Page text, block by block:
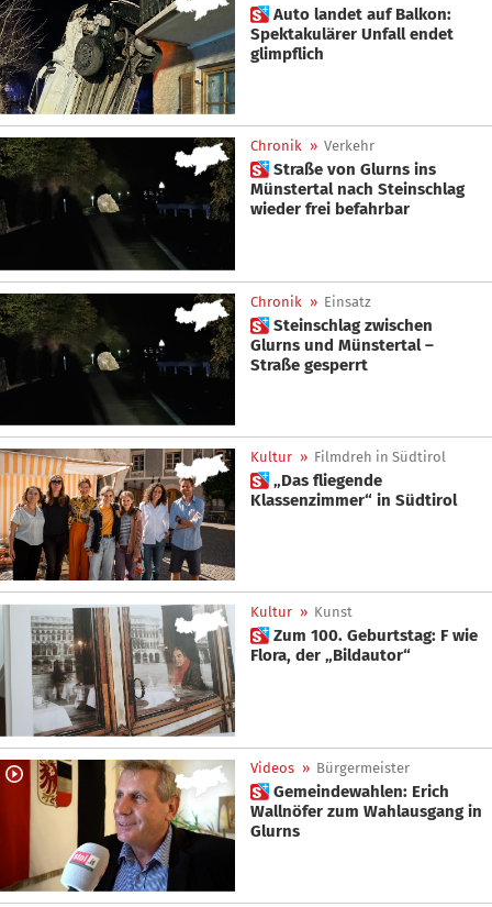
 Auto landet auf Balkon:
Spektakulärer Unfall endet
glimpflich
Chronik » Verkehr
 Straße von Glurns ins
Münstertal nach Steinschlag
wieder frei befahrbar
Chronik » Einsatz
 Steinschlag zwischen
Glurns und Münstertal –
Straße gesperrt
Kultur » Filmdreh in Südtirol
 „Das fliegende
Klassenzimmer“ in Südtirol
Kultur » Kunst
 Zum 100. Geburtstag: F wie
Flora, der „Bildautor“
Videos » Bürgermeister
 Gemeindewahlen: Erich
Wallnöfer zum Wahlausgang in
Glurns